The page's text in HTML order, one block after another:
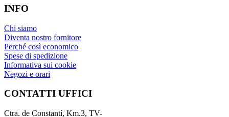
INFO
Chi siamo
Diventa nostro fornitore
Perché così economico
Spese di spedizione
Informativa sui cookie
Negozi e orari
CONTATTI UFFICI
Ctra. de Constantí, Km.3, TV-